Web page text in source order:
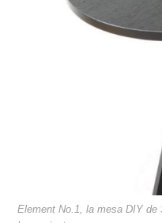
Element No.1, la mesa DIY